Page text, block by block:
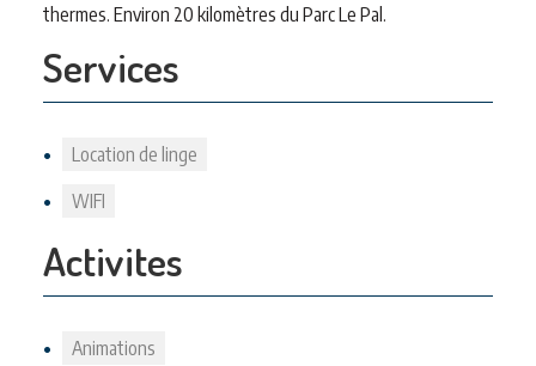
thermes. Environ 20 kilomètres du Parc Le Pal.
Services
Location de linge
WIFI
Activites
Animations